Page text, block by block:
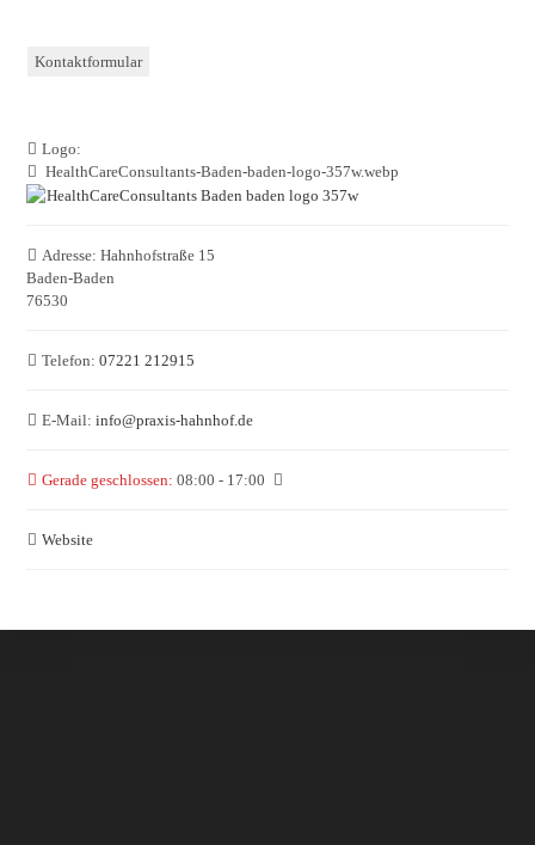
Kontaktformular
Logo:
HealthCareConsultants-Baden-baden-logo-357w.webp
Adresse: Hahnhofstraße 15
Baden-Baden
76530
Telefon: 07221 212915
E-Mail: info@praxis-hahnhof.de
Gerade geschlossen: 08:00 - 17:00
Website